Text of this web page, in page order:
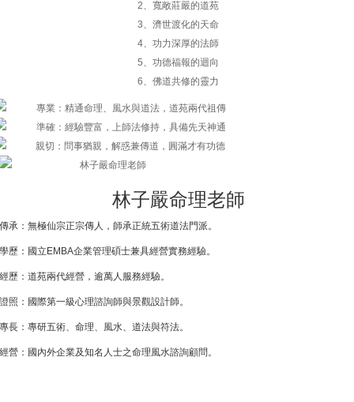
2、寬敞莊嚴的道苑
3、濟世渡化的天命
4、功力深厚的法師
5、功德福報的迴向
6、佛道共修的靈力
林子嚴命理老師
傳承：無極仙宗正宗傳人，師承正統五術道法門派。
學歷：國立EMBA企業管理碩士兼具經營實務經驗。
經歷：道苑兩代經營，逾萬人服務經驗。
證照：國際第一級心理諮詢師與景觀設計師。
專長：專研五術、命理、風水、道法與符法。
經營：國內外企業及知名人士之命理風水諮詢顧問。